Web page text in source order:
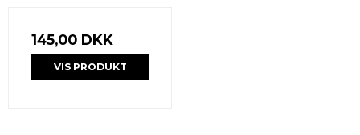
145,00 DKK
VIS PRODUKT